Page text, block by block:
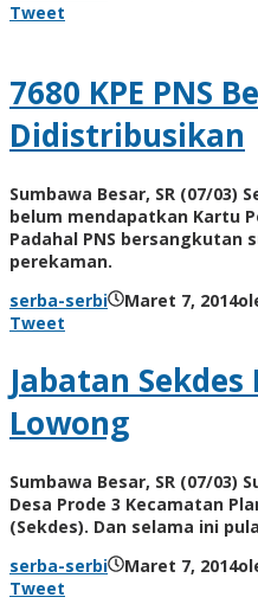
Tweet
7680 KPE PNS
Didistribusikan
Sumbawa Besar, SR (07/03)
belum mendapatkan Kartu
Padahal PNS bersangkutan
perekaman.
serba-serbi
Maret 7, 2014
Tweet
Jabatan
Lowong
Sumbawa Besar, SR (07/03)
Desa Prode 3 Kecamatan
(Sekdes). Dan selama ini
serba-serbi
Maret 7, 2014
Tweet